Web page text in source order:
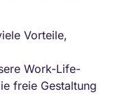
Vorteile,
Work-Life-
freie Gestaltung